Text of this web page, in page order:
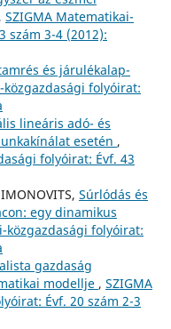
, SZIGMA Matematikai-
szám 3-4 (2012):
és járulékalap-
közgazdasági folyóirat:
lineáris adó- és
esetén ,
folyóirat: Évf. 43
Súrlódás és
egy dinamikus
közgazdasági folyóirat:
gazdaság
modellje , SZIGMA
Évf. 20 szám 2-3